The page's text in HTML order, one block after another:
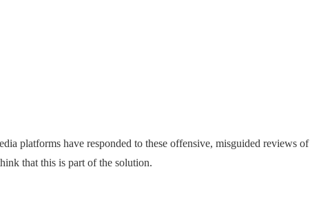
platforms have responded to these offensive, misguided reviews of
that this is part of the solution.